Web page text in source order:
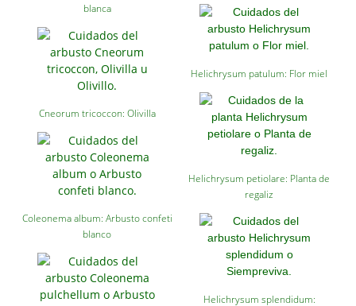
blanca
Cneorum tricoccon: Olivilla
Coleonema album: Arbusto confeti
blanco
Helichrysum patulum: Flor miel
Helichrysum petiolare: Planta de
regaliz
Helichrysum splendidum: